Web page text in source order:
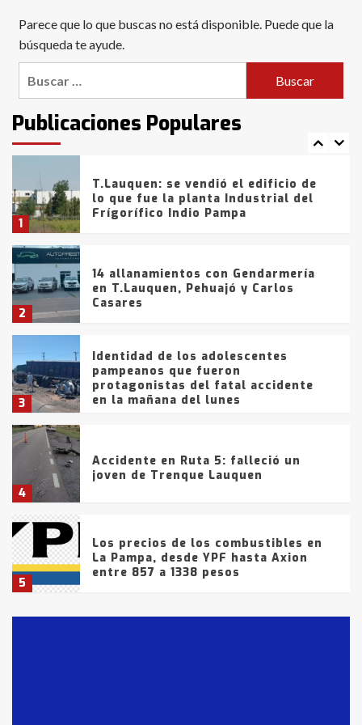
Parece que lo que buscas no está disponible. Puede que la
búsqueda te ayude.
Publicaciones Populares
6
con lluvias y heladas, en gran parte
de la provincia
intentaron evadir a la Policía
fueron detenidos por
comercialización de drogas en la
tarde del sábado
1
T.Lauquen: se vendió el edificio de
lo que fue la planta Industrial del
Frígorífico Indio Pampa
2
14 allanamientos con Gendarmería
en T.Lauquen, Pehuajó y Carlos
Casares
3
Identidad de los adolescentes
pampeanos que fueron
protagonistas del fatal accidente
en la mañana del lunes
4
Accidente en Ruta 5: falleció un
joven de Trenque Lauquen
5
Los precios de los combustibles en
La Pampa, desde YPF hasta Axion
entre 857 a 1338 pesos